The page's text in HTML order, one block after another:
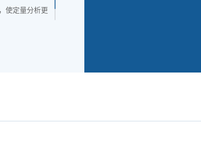
使定量分析更